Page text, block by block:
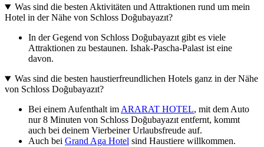
Was sind die besten Aktivitäten und Attraktionen rund um mein
Hotel in der Nähe von Schloss Doğubayazıt?
In der Gegend von Schloss Doğubayazıt gibt es viele
Attraktionen zu bestaunen. Ishak-Pascha-Palast ist eine
davon.
Was sind die besten haustierfreundlichen Hotels ganz in der Nähe
von Schloss Doğubayazıt?
Bei einem Aufenthalt im ARARAT HOTEL, mit dem Auto
nur 8 Minuten von Schloss Doğubayazıt entfernt, kommt
auch bei deinem Vierbeiner Urlaubsfreude auf.
Auch bei Grand Aga Hotel sind Haustiere willkommen.